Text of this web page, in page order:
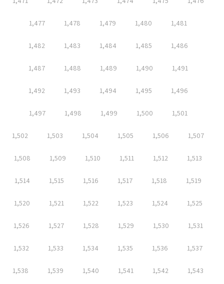
1,477 1,478 1,479 1,480 1,481
1,482 1,483 1,484 1,485 1,486
1,487 1,488 1,489 1,490 1,491
1,492 1,493 1,494 1,495 1,496
1,497 1,498 1,499 1,500 1,501
1,502 1,503 1,504 1,505 1,506 1,507
1,508 1,509 1,510 1,511 1,512 1,513
1,514 1,515 1,516 1,517 1,518 1,519
1,520 1,521 1,522 1,523 1,524 1,525
1,526 1,527 1,528 1,529 1,530 1,531
1,532 1,533 1,534 1,535 1,536 1,537
1,538 1,539 1,540 1,541 1,542 1,543